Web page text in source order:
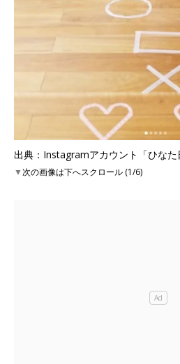
出典：Instagramアカウント「ひなた
▼次の画像は下へスクロール (1/6)